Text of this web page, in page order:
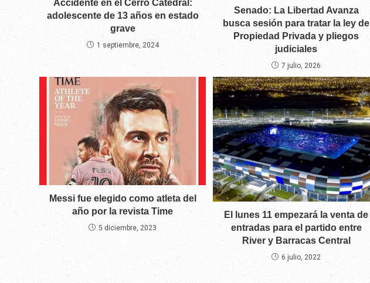
Accidente en el Cerro Catedral:
adolescente de 13 años en estado
grave
1 septiembre, 2024
Senado: La Libertad Avanza
busca sesión para tratar la ley de
Propiedad Privada y pliegos
judiciales
7 julio, 2026
Messi fue elegido como atleta del
año por la revista Time
5 diciembre, 2023
El lunes 11 empezará la venta de
entradas para el partido entre
River y Barracas Central
6 julio, 2022